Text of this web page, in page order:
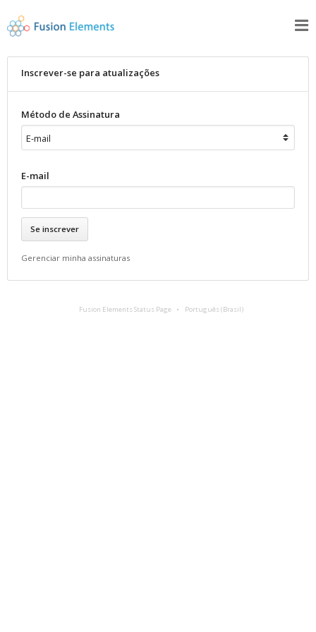
Inscrever-se para atualizações
Método de Assinatura
E-mail
Gerenciar minha assinaturas
Fusion Elements Status Page Português (Brasil)